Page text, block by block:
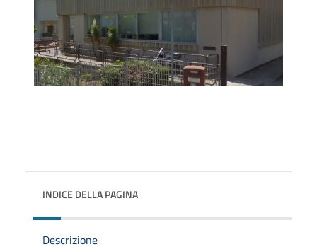
INDICE DELLA PAGINA
Descrizione